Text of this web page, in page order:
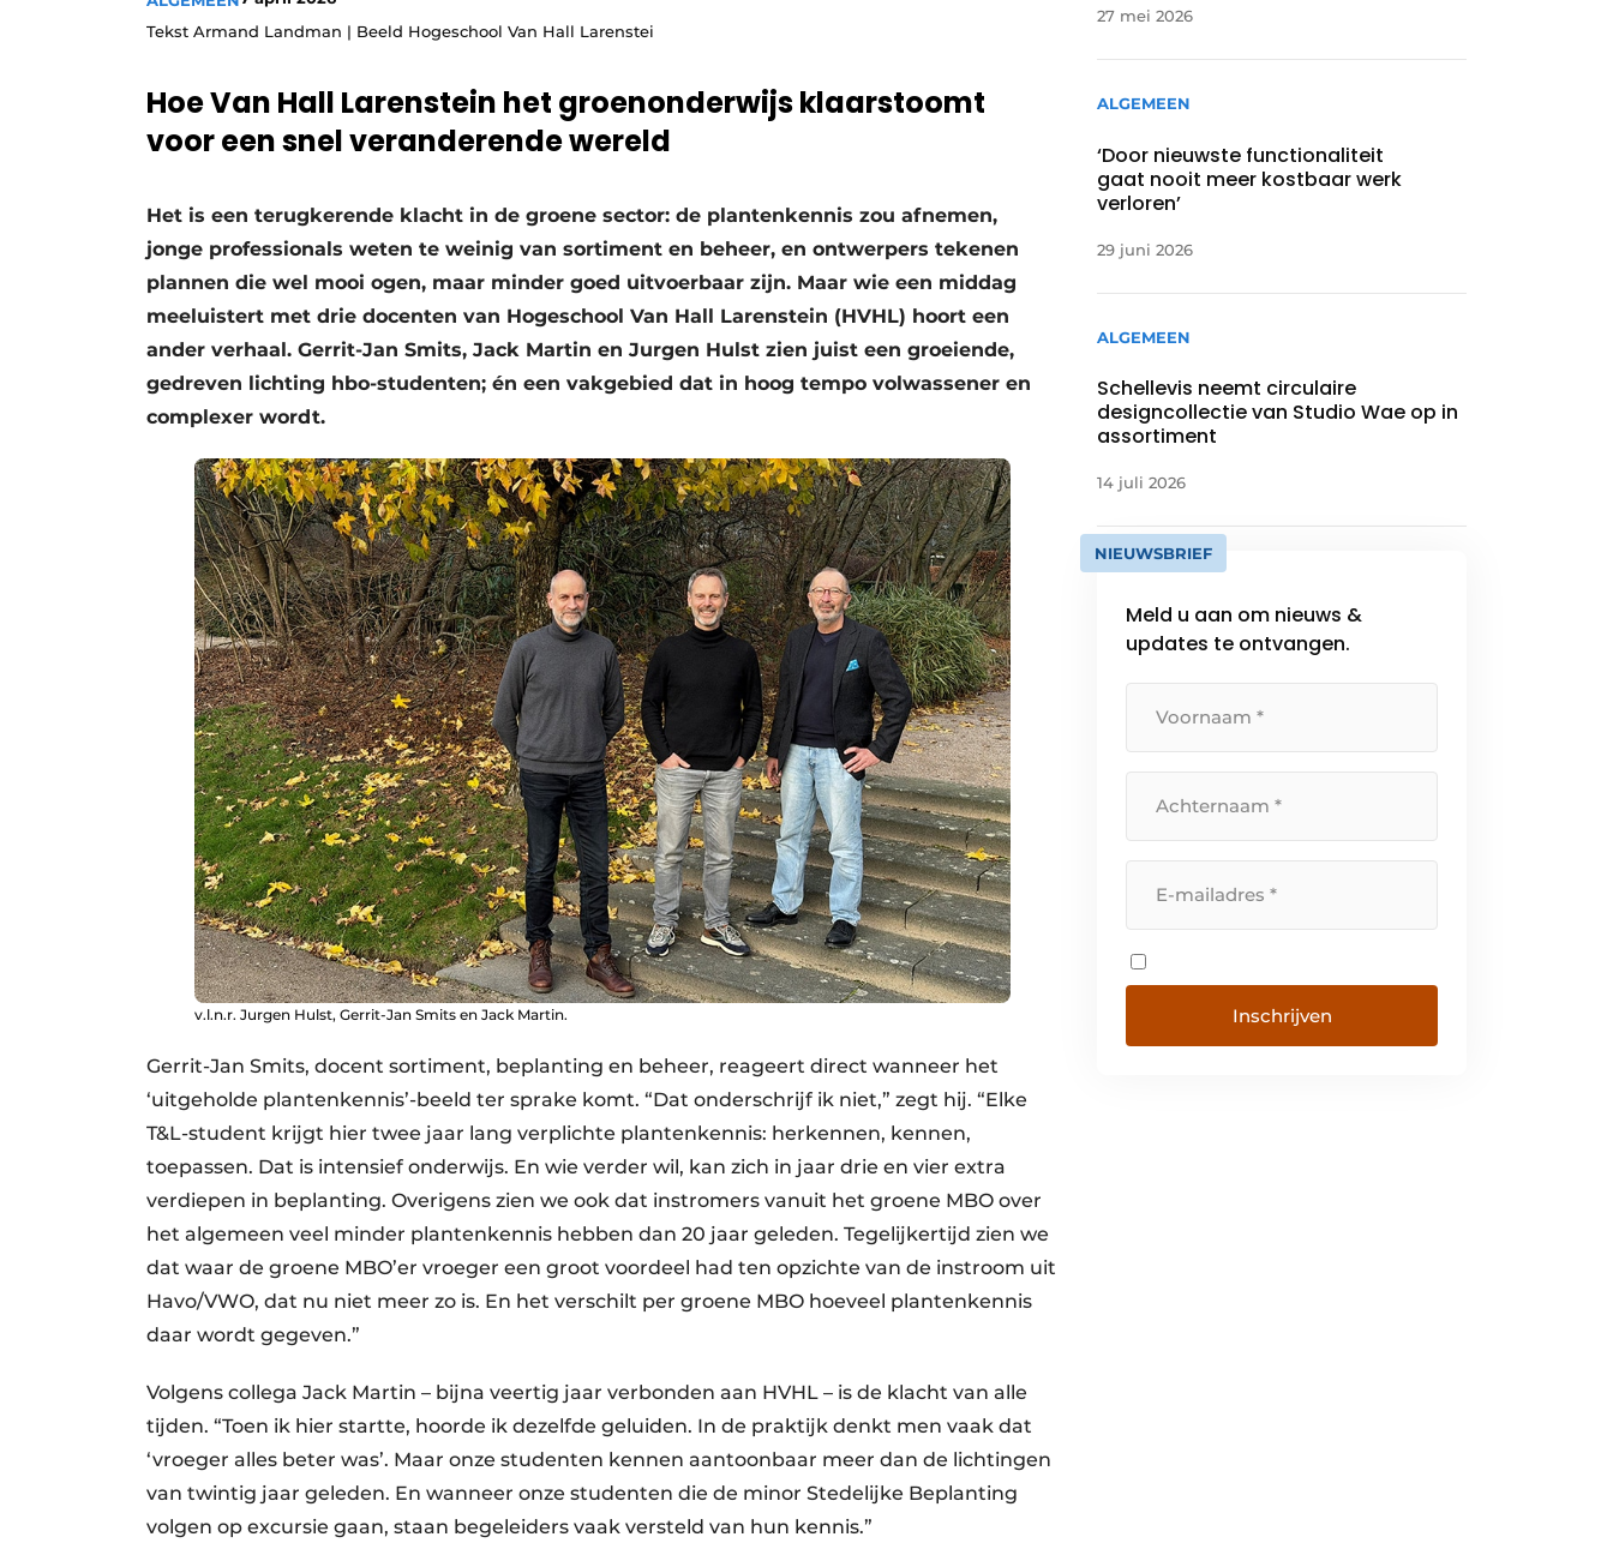
Save the Date
Vacatures
Video’s
Tekst Armand Landman | Beeld Hogeschool Van Hall Larenstei
Hoe Van Hall Larenstein het groenonderwijs klaarstoomt
voor een snel veranderende wereld
Het is een terugkerende klacht in de groene sector: de plantenkennis zou afnemen,
jonge professionals weten te weinig van sortiment en beheer, en ontwerpers tekenen
plannen die wel mooi ogen, maar minder goed uitvoerbaar zijn. Maar wie een middag
meeluistert met drie docenten van Hogeschool Van Hall Larenstein (HVHL) hoort een
ander verhaal. Gerrit-Jan Smits, Jack Martin en Jurgen Hulst zien juist een groeiende,
gedreven lichting hbo-studenten; én een vakgebied dat in hoog tempo volwassener en
complexer wordt.
v.l.n.r. Jurgen Hulst, Gerrit-Jan Smits en Jack Martin.
Gerrit-Jan Smits, docent sortiment, beplanting en beheer, reageert direct wanneer het
‘uitgeholde plantenkennis’-beeld ter sprake komt. “Dat onderschrijf ik niet,” zegt hij. “Elke
T&L-student krijgt hier twee jaar lang verplichte plantenkennis: herkennen, kennen,
toepassen. Dat is intensief onderwijs. En wie verder wil, kan zich in jaar drie en vier extra
verdiepen in beplanting. Overigens zien we ook dat instromers vanuit het groene MBO over
het algemeen veel minder plantenkennis hebben dan 20 jaar geleden. Tegelijkertijd zien we
dat waar de groene MBO’er vroeger een groot voordeel had ten opzichte van de instroom uit
Havo/VWO, dat nu niet meer zo is. En het verschilt per groene MBO hoeveel plantenkennis
daar wordt gegeven.”
Volgens collega Jack Martin – bijna veertig jaar verbonden aan HVHL – is de klacht van alle
tijden. “Toen ik hier startte, hoorde ik dezelfde geluiden. In de praktijk denkt men vaak dat
‘vroeger alles beter was’. Maar onze studenten kennen aantoonbaar meer dan de lichtingen
van twintig jaar geleden. En wanneer onze studenten die de minor Stedelijke Beplanting
volgen op excursie gaan, staan begeleiders vaak versteld van hun kennis.”
27 mei 2026
ALGEMEEN
‘Door nieuwste functionaliteit
gaat nooit meer kostbaar werk
verloren’
29 juni 2026
ALGEMEEN
Schellevis neemt circulaire
designcollectie van Studio Wae op in
assortiment
14 juli 2026
NIEUWSBRIEF
Meld u aan om nieuws &
updates te ontvangen.